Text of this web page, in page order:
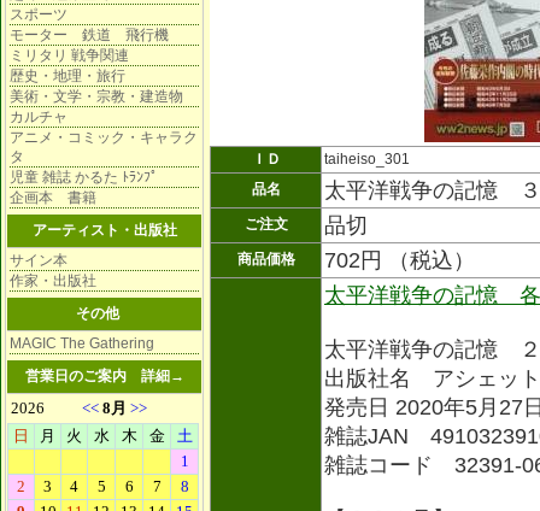
スポーツ
モーター 鉄道 飛行機
ミリタリ 戦争関連
歴史・地理・旅行
美術・文学・宗教・建造物
カルチャ
アニメ・コミック・キャラク
タ
児童 雑誌 かるた ﾄﾗﾝﾌﾟ
企画本 書籍
アーティスト・出版社
サイン本
作家・出版社
その他
MAGIC The Gathering
営業日のご案内 詳細→
ＩＤ
taiheiso_301
品名
太平洋戦争の記憶
ご注文 品切
商品価格 702円 （税込）
太平洋戦争の記憶
太平洋戦争の記憶
出版社名 アシェッ
発売日 2020年5月27
雑誌JAN
雑誌コード 32391-